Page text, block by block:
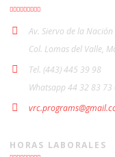
Av. Siervo de la
Col. Lomas del Valle,
Tel. (443) 445 39 98
Whatsapp 44 32 83 73
HORAS LABORALES